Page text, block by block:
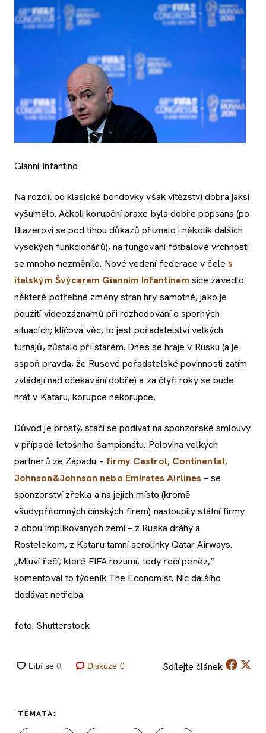
Gianni Infantino
Na rozdíl od klasické bondovky však vítězství dobra jaksi
vyšumělo. Ačkoli korupční praxe byla dobře popsána (po
Blazerovi se pod tíhou důkazů přiznalo i několik dalších
vysokých funkcionářů), na fungování fotbalové vrchnosti
se mnoho nezměnilo. Nové vedení federace v čele s
italským Švýcarem Giannim Infantinem sice zavedlo
některé potřebné změny stran hry samotné, jako je
použití videozáznamů při rozhodování o sporných
situacích; klíčová věc, to jest pořadatelství velkých
turnajů, zůstalo při starém. Dnes se hraje v Rusku (a je
aspoň pravda, že Rusové pořadatelské povinnosti zatím
zvládají nad očekávání dobře) a za čtyři roky se bude
hrát v Kataru, korupce nekorupce.
Důvod je prostý, stačí se podívat na sponzorské smlouvy
v případě letošního šampionátu. Polovina velkých
partnerů ze Západu – firmy Castrol, Continental,
Johnson&Johnson nebo Emirates Airlines – se
sponzorství zřekla a na jejich místo (kromě
všudypřítomných čínských firem) nastoupily státní firmy
z obou implikovaných zemí – z Ruska dráhy a
Rostelekom, z Kataru tamní aerolinky Qatar Airways.
„Mluví řečí, které FIFA rozumí, tedy řečí peněz,“
komentoval to týdeník The Economist. Nic dalšího
dodávat netřeba.
foto: Shutterstock
Diskuze 0 Sdílejte článek
TÉMATA: